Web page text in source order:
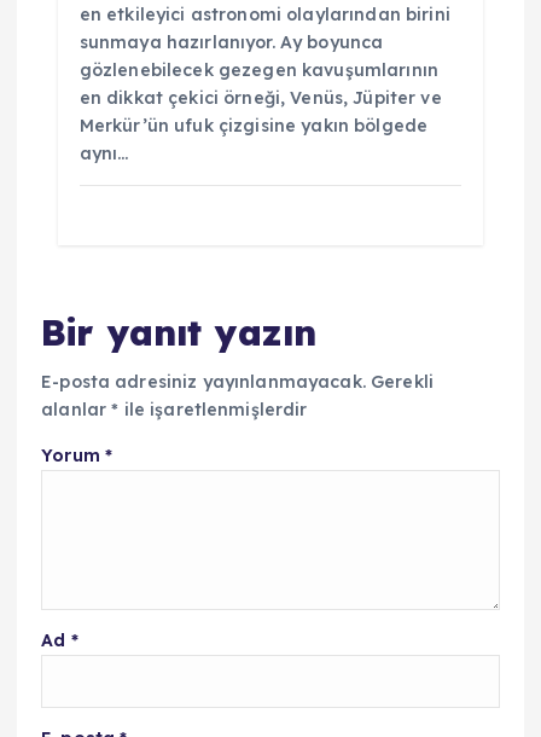
en etkileyici astronomi olaylarından birini
sunmaya hazırlanıyor. Ay boyunca
gözlenebilecek gezegen kavuşumlarının
en dikkat çekici örneği, Venüs, Jüpiter ve
Merkür’ün ufuk çizgisine yakın bölgede
aynı…
Bir yanıt yazın
E-posta adresiniz yayınlanmayacak. Gerekli
alanlar* ile işaretlenmişlerdir
Yorum *
Ad *